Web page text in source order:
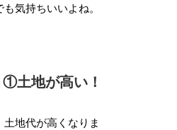
気持ちいいよね。
土地が高い！
地代が高くなりま